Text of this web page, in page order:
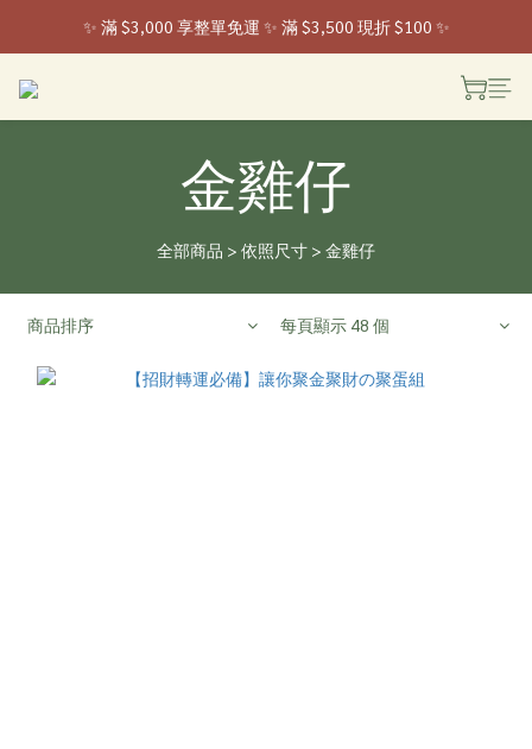
✨ 全家取貨新登場 ✨ 入會享 50 元購物金
✨ 滿 $3,000 享整單免運 ✨ 滿 $3,500 現折 $100 ✨
金雞仔
全部商品 > 依照尺寸 > 金雞仔
商品排序 每頁顯示 48 個